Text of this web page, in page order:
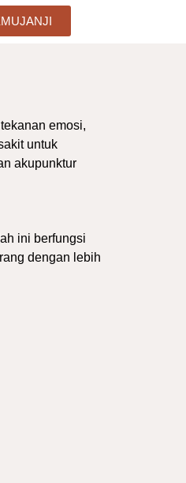
emosi,
untuk
akupunktur
ini berfungsi
dengan lebih